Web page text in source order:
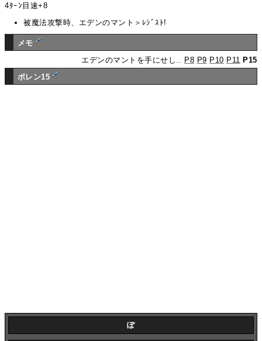
4ﾀｰﾝ目速+8
被魔法攻撃時、エデンのマント＞ﾚｼﾞｽﾄ!
メモ
エデンのマントを手にせし.. P8 P9 P10 P11 P15
ポレン15
ぽ